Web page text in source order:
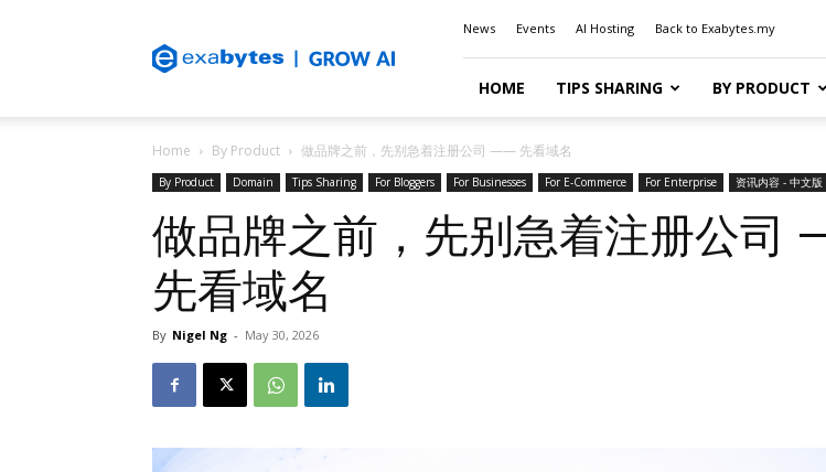
Blog
News Events AI Hosting Back to Exabytes.my
HOME TIPS SHARING BY PRODUCT
Home By Product 做品牌之前，先别急着注册公司 —— 先看域名
By Product Domain Tips Sharing For Bloggers For Businesses For E-Commerce For Enterprise 资讯内容 - 中文版
做品牌之前，先别急着注册公司
先看域名
By Nigel Ng - May 30, 2026